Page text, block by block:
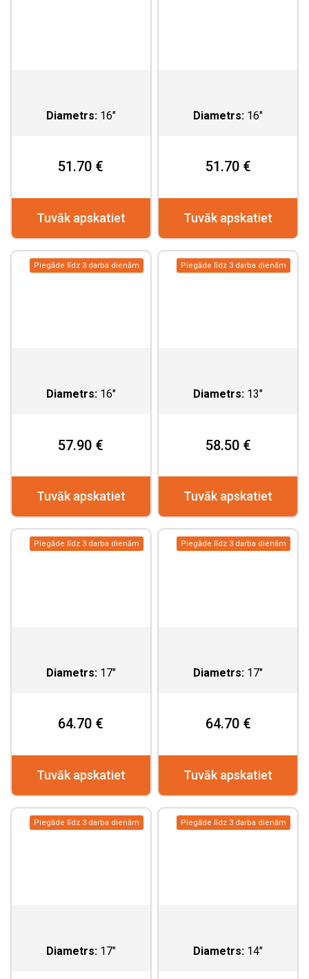
Diametrs:16"
51.70 €
Tuvāk apskatiet
Diametrs: 16"
51.70 €
Tuvāk apskatiet
Piegāde līdz 3 darba dienām
Diametrs:16"
57.90 €
Tuvāk apskatiet
Piegāde līdz 3 darba dienām
Diametrs: 13"
58.50 €
Tuvāk apskatiet
Piegāde līdz 3 darba dienām
Diametrs:17"
64.70 €
Tuvāk apskatiet
Piegāde līdz 3 darba dienām
Diametrs: 17"
64.70 €
Tuvāk apskatiet
Piegāde līdz 3 darba dienām
Diametrs:17"
Piegāde līdz 3 darba dienām
Diametrs: 14"